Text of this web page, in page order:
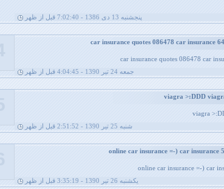
پنجشنبه 13 دی 1386 - 7:02:40 قبل از ظهر
car insurance quotes 086478 car
جمعه 24 تیر 1390 - 4:04:45 قبل از ظهر
viagra
شنبه 25 تیر 1390 - 2:51:52 قبل از ظهر
online car insurance =-) car
يکشنبه 26 تیر 1390 - 3:35:19 قبل از ظهر